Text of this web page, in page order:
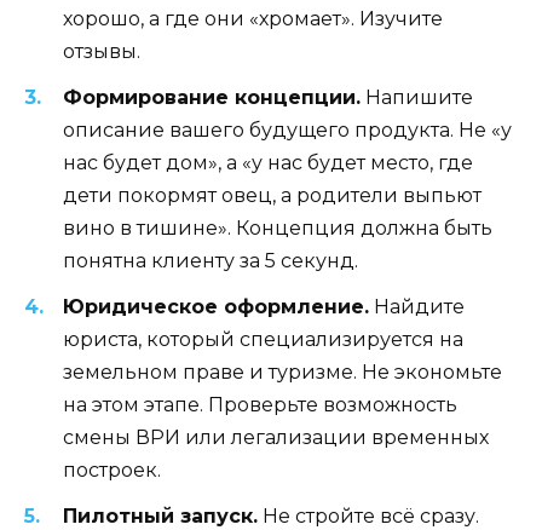
хорошо, а где они «хромает». Изучите
отзывы.
Формирование концепции. Напишите
описание вашего будущего продукта. Не «у
нас будет дом», а «у нас будет место, где
дети покормят овец, а родители выпьют
вино в тишине». Концепция должна быть
понятна клиенту за 5 секунд.
Юридическое оформление. Найдите
юриста, который специализируется на
земельном праве и туризме. Не экономьте
на этом этапе. Проверьте возможность
смены ВРИ или легализации временных
построек.
Пилотный запуск. Не стройте всё сразу.